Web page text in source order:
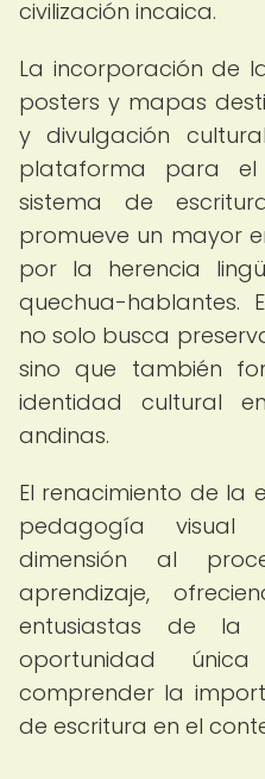
civilización incaica.
La incorporación de
posters y mapas
y divulgación
plataforma para el
sistema de
promueve un mayor
por la herencia
quechua-hablantes.
no solo busca
sino que también
identidad cultural
andinas.
El renacimiento de la
pedagogía
dimensión al
aprendizaje,
entusiastas de la
oportunidad
comprender la
de escritura en el